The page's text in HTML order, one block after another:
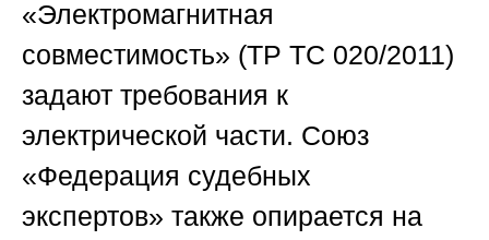
«Электромагнитная
совместимость» (ТР ТС 020/2011)
задают требования к
электрической части. Союз
«Федерация судебных
экспертов» также опирается на